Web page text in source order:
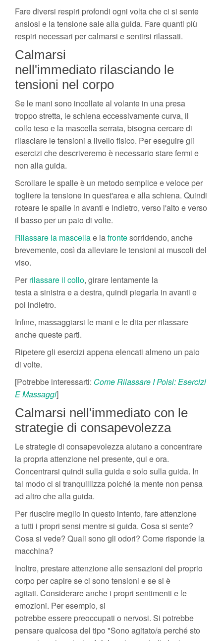
Fare diversi respiri profondi ogni volta che ci si sente
ansiosi e la tensione sale alla guida. Fare quanti più
respiri necessari per calmarsi e sentirsi rilassati.
Calmarsi
nell'immediato rilasciando le
tensioni nel corpo
Se le mani sono incollate al volante in una presa
troppo stretta, le schiena eccessivamente curva, il
collo teso e la mascella serrata, bisogna cercare di
rilasciare le tensioni a livello fisico. Per eseguire gli
esercizi che descriveremo è necessario stare fermi e
non alla guida.
Scrollare le spalle è un metodo semplice e veloce per
togliere la tensione in quest'area e alla schiena. Quindi
roteare le spalle in avanti e indietro, verso l'alto e verso
il basso per un paio di volte.
Rilassare la mascellae lafrontesorridendo, anche
brevemente, così da alleviare le tensioni ai muscoli del
viso.
Per rilassare il collo, girare lentamente la
testa a sinistra e a destra, quindi piegarla in avanti e
poi indietro.
Infine, massaggiarsi le mani e le dita per rilassare
anche queste parti.
Ripetere gli esercizi appena elencati almeno un paio
di volte.
[Potrebbe interessarti: Come Rilassare I Polsi: Esercizi
E Massaggi]
Calmarsi nell'immediato con le
strategie di consapevolezza
Le strategie di consapevolezza aiutano a concentrare
la propria attenzione nel presente, qui e ora.
Concentrarsi quindi sulla guida e solo sulla guida. In
tal modo ci si tranquillizza poiché la mente non pensa
ad altro che alla guida.
Per riuscire meglio in questo intento, fare attenzione
a tutti i propri sensi mentre si guida. Cosa si sente?
Cosa si vede? Quali sono gli odori? Come risponde la
macchina?
Inoltre, prestare attenzione alle sensazioni del proprio
corpo per capire se ci sono tensioni e se si è
agitati. Considerare anche i propri sentimenti e le
emozioni. Per esempio, si
potrebbe essere preoccupati o nervosi. Si potrebbe
pensare qualcosa del tipo "Sono agitato/a perché sto